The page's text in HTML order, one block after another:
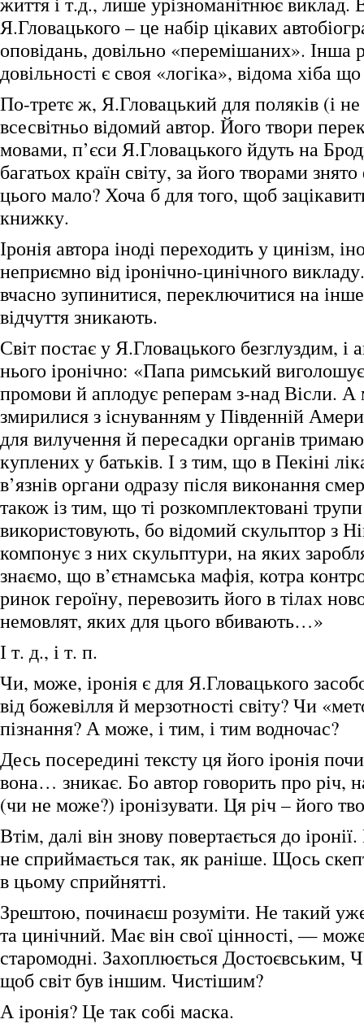
Я.Гловацького – це набір цікавих
оповідань, довільно «перемішаних». Інша
довільності є своя «логіка», відома хіба
По-третє ж, Я.Гловацький для поляків (і
всесвітньо відомий автор. Його твори
мовами, п’єси Я.Гловацького йдуть на
багатьох країн світу, за його творами
цього мало? Хоча б для того, щоб
книжку.
Іронія автора іноді переходить у цинізм,
неприємно від іронічно-цинічного
вчасно зупинитися, переключитися на
відчуття зникають.
Світ постає у Я.Гловацького безглуздим, і
нього іронічно: «Папа римський
промови й аплодує реперам з-над Вісли. А
змирилися з існуванням у Південній
для вилучення й пересадки органів
куплених у батьків. І з тим, що в Пекіні
в’язнів органи одразу після виконання
також із тим, що ті розкомплектовані
використовують, бо відомий скульптор з
компонує з них скульптури, на яких
знаємо, що в’єтнамська мафія, котра
ринок героїну, перевозить його в тілах
немовлят, яких для цього вбивають…»
І т. д., і т. п.
Чи, може, іронія є для Я.Гловацького
від божевілля й мерзотності світу? Чи
пізнання? А може, і тим, і тим водночас?
Десь посередині тексту ця його іронія
вона… зникає. Бо автор говорить про річ,
(чи не може?) іронізувати. Ця річ – його
Втім, далі він знову повертається до
не сприймається так, як раніше. Щось
в цьому сприйнятті.
Зрештою, починаєш розуміти. Не такий
та цинічний. Має він свої цінності, —
старомодні. Захоплюється Достоєвським,
щоб світ був іншим. Чистішим?
А іронія? Це так собі маска.